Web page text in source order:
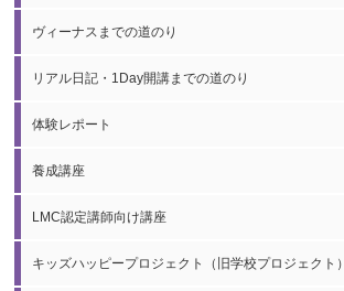
ヴィーナスまでの道のり
リアル日記・1Day開講までの道のり
体験レポート
養成講座
LMC認定講師向け講座
キッズハッピープロジェクト（旧学校プロジェクト）